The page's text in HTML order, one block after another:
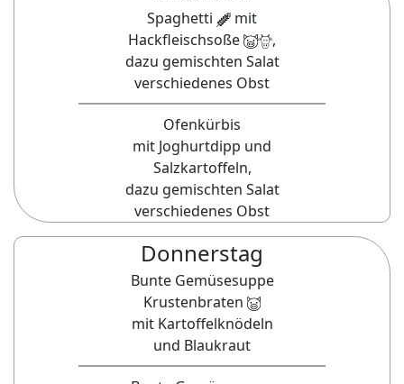
Spaghetti
mit
Hackfleischsoße
,
dazu gemischten Salat
verschiedenes Obst
Ofenkürbis
mit Joghurtdipp und
Salzkartoffeln,
dazu gemischten Salat
verschiedenes Obst
Donnerstag
Bunte Gemüsesuppe
Krustenbraten
mit Kartoffelknödeln
und Blaukraut